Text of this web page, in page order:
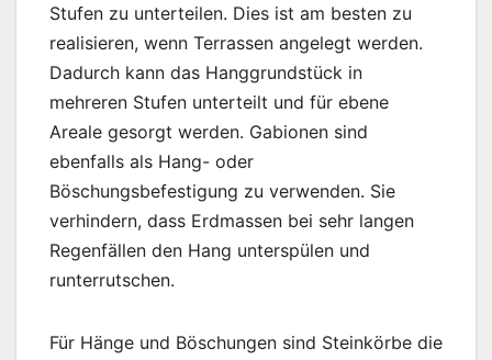
Stufen zu unterteilen. Dies ist am besten zu
realisieren, wenn Terrassen angelegt werden.
Dadurch kann das Hanggrundstück in
mehreren Stufen unterteilt und für ebene
Areale gesorgt werden. Gabionen sind
ebenfalls als Hang- oder
Böschungsbefestigung zu verwenden. Sie
verhindern, dass Erdmassen bei sehr langen
Regenfällen den Hang unterspülen und
runterrutschen.
Für Hänge und Böschungen sind Steinkörbe die